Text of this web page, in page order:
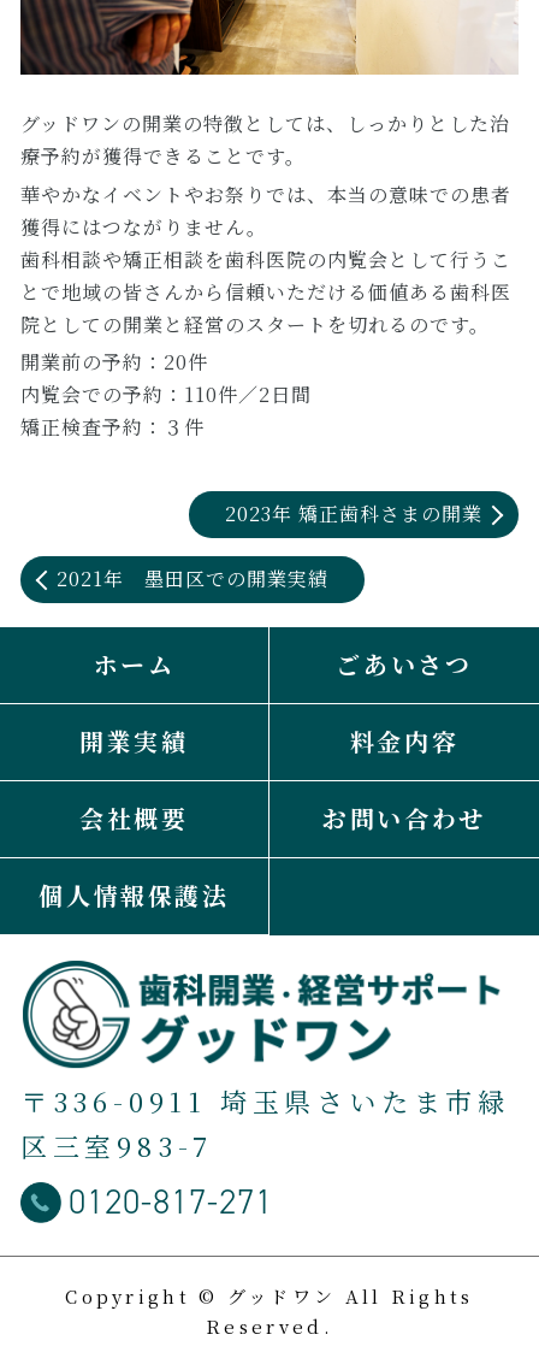
グッドワンの開業の特徴としては、しっかりとした治
療予約が獲得できることです。
華やかなイベントやお祭りでは、本当の意味での患者
獲得にはつながりません。
歯科相談や矯正相談を歯科医院の内覧会として行うこ
とで地域の皆さんから信頼いただける価値ある歯科医
院としての開業と経営のスタートを切れるのです。
開業前の予約：20件
内覧会での予約：110件／2日間
矯正検査予約：３件
2023年矯正歯科さまの開業
2021年 墨田区での開業実績
ホーム ごあいさつ
開業実績 料金内容
会社概要 お問い合わせ
個人情報保護法
〒336-0911 埼玉県さいたま市緑
区三室983-7
0120-817-271
Copyright © グッドワン All Rights
Reserved.